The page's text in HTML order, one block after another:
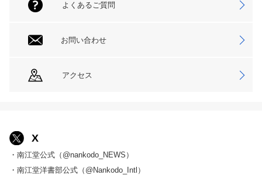
よくあるご質問
お問い合わせ
アクセス
X
・南江堂公式（@nankodo_NEWS）
・南江堂洋書部公式（@Nankodo_Intl）